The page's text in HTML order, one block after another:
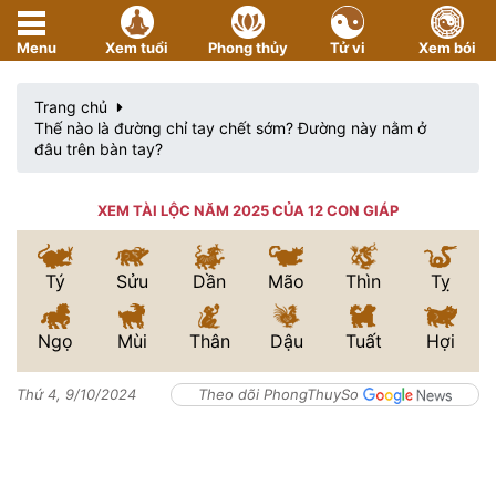
Menu Xem tuổi Phong thủy Tử vi Xem bói
Trang chủ
Thế nào là đường chỉ tay chết sớm? Đường này nằm ở
đâu trên bàn tay?
XEM TÀI LỘC NĂM 2025 CỦA 12 CON GIÁP
Tý Sửu Dần Mão Thìn Tỵ
Ngọ Mùi Thân Dậu Tuất Hợi
Thứ 4, 9/10/2024 Theo dõi PhongThuySo